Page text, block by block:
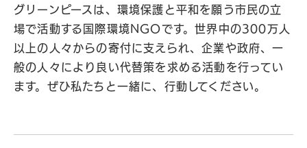
グリーンピースは、環境保護と平和を願う市民の立
場で活動する国際環境NGOです。世界中の300万人
以上の人々からの寄付に支えられ、企業や政府、一
般の人々により良い代替策を求める活動を行ってい
ます。ぜひ私たちと一緒に、行動してください。